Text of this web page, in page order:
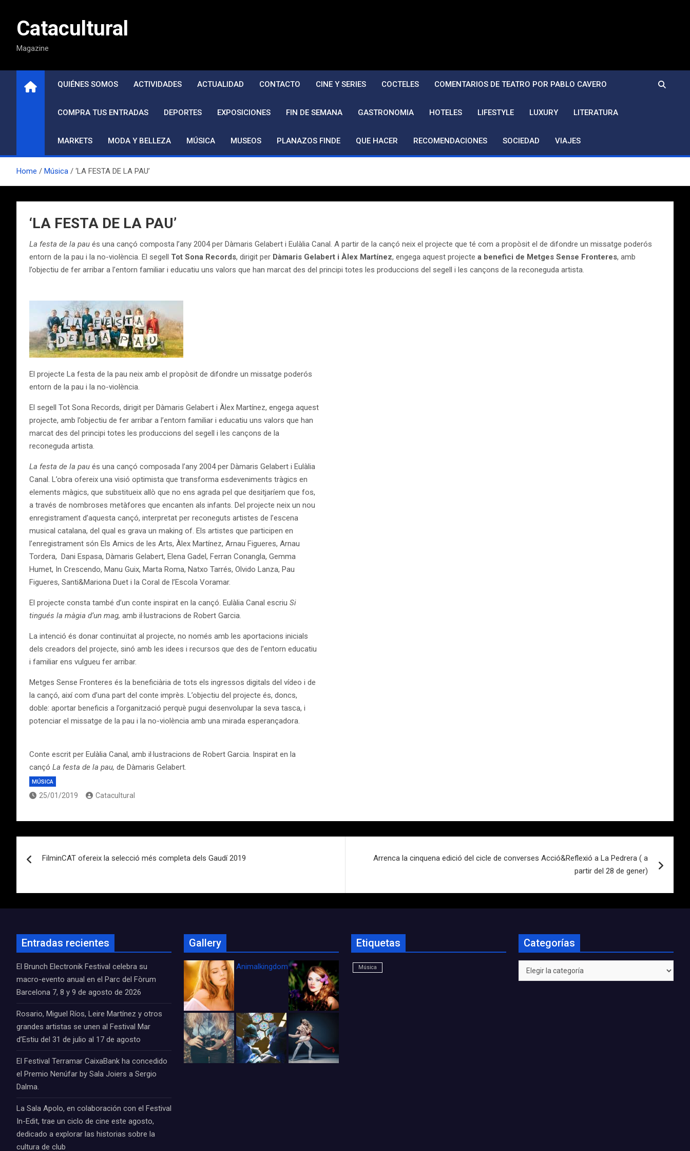
contenidoCatacultural
Magazine
QUIÉNES SOMOS ACTIVIDADES ACTUALIDAD CONTACTO CINE Y SERIES COCTELES COMENTARIOS DE TEATRO POR PABLO CAVERO
COMPRA TUS ENTRADAS DEPORTES EXPOSICIONES FIN DE SEMANA GASTRONOMIA HOTELES LIFESTYLE LUXURY LITERATURA
MARKETS MODA Y BELLEZA MÚSICA MUSEOS PLANAZOS FINDE QUE HACER RECOMENDACIONES SOCIEDAD VIAJES
Home Música ‘LA FESTA DE LA PAU’
‘LA FESTA DE LA PAU’
La festa de la pau és una cançó composta l’any 2004 per Dàmaris Gelabert i Eulàlia Canal. A partir de la cançó neix el projecte que té com a propòsit el de difondre un missatge poderós
entorn de la pau i la no-violència. El segell Tot Sona Records, dirigit per Dàmaris Gelabert i Àlex Martínez, engega aquest projecte a benefici de Metges Sense Fronteres, amb
l’objectiu de fer arribar a l’entorn familiar i educatiu uns valors que han marcat des del principi totes les produccions del segell i les cançons de la reconeguda artista.
El projecte La festa de la pau neix amb el propòsit de difondre un missatge poderós
entorn de la pau i la no-violència.
El segell Tot Sona Records, dirigit per Dàmaris Gelabert i Àlex Martínez, engega aquest
projecte, amb l’objectiu de fer arribar a l’entorn familiar i educatiu uns valors que han
marcat des del principi totes les produccions del segell i les cançons de la
reconeguda artista.
La festa de la pau és una cançó composada l’any 2004 per Dàmaris Gelabert i Eulàlia
Canal. L’obra ofereix una visió optimista que transforma esdeveniments tràgics en
elements màgics, que substitueix allò que no ens agrada pel que desitjaríem que fos,
a través de nombroses metàfores que encanten als infants. Del projecte neix un nou
enregistrament d’aquesta cançó, interpretat per reconeguts artistes de l’escena
musical catalana, del qual es grava un making of. Els artistes que participen en
l’enregistrament són Els Amics de les Arts, Àlex Martínez, Arnau Figueres, Arnau
Tordera, Dani Espasa, Dàmaris Gelabert, Elena Gadel, Ferran Conangla, Gemma
Humet, In Crescendo, Manu Guix, Marta Roma, Natxo Tarrés, Olvido Lanza, Pau
Figueres, Santi&Mariona Duet i la Coral de l’Escola Voramar.
El projecte consta també d’un conte inspirat en la cançó. Eulàlia Canal escriu Si
tingués la màgia d’un mag, amb il·lustracions de Robert Garcia.
La intenció és donar continuïtat al projecte, no només amb les aportacions inicials
dels creadors del projecte, sinó amb les idees i recursos que des de l’entorn educatiu
i familiar ens vulgueu fer arribar.
Metges Sense Fronteres és la beneficiària de tots els ingressos digitals del vídeo i de
la cançó, així com d’una part del conte imprès. L’objectiu del projecte és, doncs,
doble: aportar beneficis a l’organització perquè pugui desenvolupar la seva tasca, i
potenciar el missatge de la pau i la no-violència amb una mirada esperançadora.
Conte escrit per Eulàlia Canal, amb il·lustracions de Robert Garcia. Inspirat en la
cançó La festa de la pau, de Dàmaris Gelabert.
MÚSICA
25/01/2019 Catacultural
de
entradas
FilminCAT ofereix la selecció més completa dels Gaudí 2019
Arrenca la cinquena edició del cicle de converses Acció&Reflexió a La Pedrera ( a
partir del 28 de gener)
Entradas recientes
El Brunch Electronik Festival celebra su
macro-evento anual en el Parc del Fòrum
Barcelona 7, 8 y 9 de agosto de 2026
Rosario, Miguel Ríos, Leire Martínez y otros
grandes artistas se unen al Festival Mar
d’Estiu del 31 de julio al 17 de agosto
El Festival Terramar CaixaBank ha concedido
el Premio Nenúfar by Sala Joiers a Sergio
Dalma.
La Sala Apolo, en colaboración con el Festival
In-Edit, trae un ciclo de cine este agosto,
dedicado a explorar las historias sobre la
cultura de club
Gallery
Animalkingdom_FichaCine
Etiquetas
Música
Categorías
Categorías